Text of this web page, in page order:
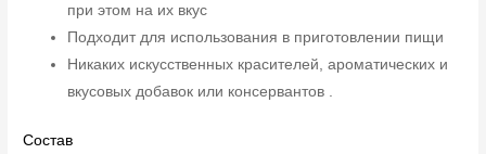
при этом на их вкус
Подходит для использования в приготовлении пищи
Никаких искусственных красителей, ароматических и
вкусовых добавок или консервантов .
Состав